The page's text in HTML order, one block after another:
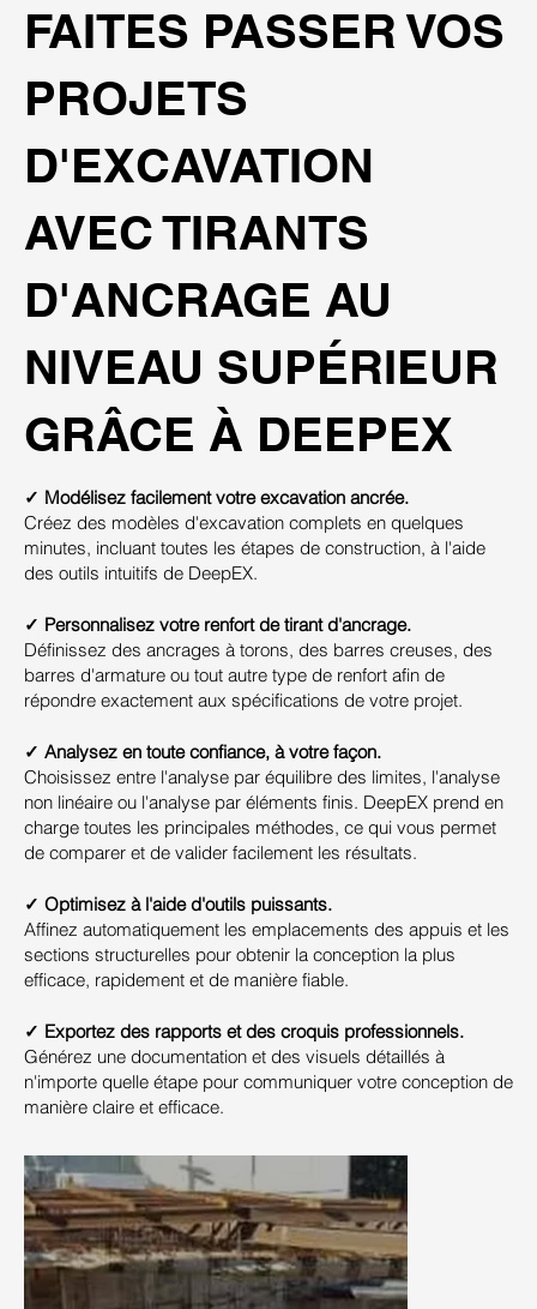
FAITES PASSER VOS
PROJETS
D'EXCAVATION
AVEC TIRANTS
D'ANCRAGE AU
NIVEAU SUPÉRIEUR
GRÂCE À DEEPEX
✓ Modélisez facilement votre excavation ancrée.
Créez des modèles d'excavation complets en quelques
minutes, incluant toutes les étapes de construction, à l'aide
des outils intuitifs de DeepEX.
✓ Personnalisez votre renfort de tirant d'ancrage.
Définissez des ancrages à torons, des barres creuses, des
barres d'armature ou tout autre type de renfort afin de
répondre exactement aux spécifications de votre projet.
✓ Analysez en toute confiance, à votre façon.
Choisissez entre l'analyse par équilibre des limites, l'analyse
non linéaire ou l'analyse par éléments finis. DeepEX prend en
charge toutes les principales méthodes, ce qui vous permet
de comparer et de valider facilement les résultats.
✓ Optimisez à l'aide d'outils puissants.
Affinez automatiquement les emplacements des appuis et les
sections structurelles pour obtenir la conception la plus
efficace, rapidement et de manière fiable.
✓ Exportez des rapports et des croquis professionnels.
Générez une documentation et des visuels détaillés à
n'importe quelle étape pour communiquer votre conception de
manière claire et efficace.